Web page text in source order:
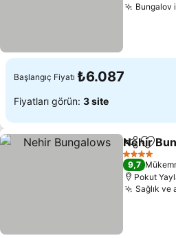
Bungalov
Başlangıç Fiyatı ₺6.087
Fiyatları görün: 3 site
Paylaş
Nehir
4 Yıldız
9,7
Pokut
Sağlık ve